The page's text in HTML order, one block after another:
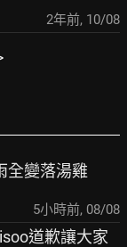
2年前, 10/08
全變落湯雞
5小時前, 08/08
道歉讓大家